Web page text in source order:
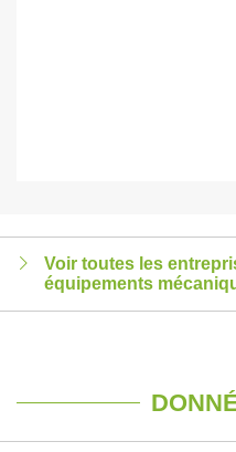
Voir toutes les
équipements